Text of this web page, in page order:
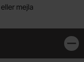
mejla